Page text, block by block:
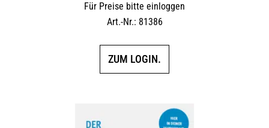
Für Preise bitte einloggen
Art.-Nr.: 81386
ZUM LOGIN.